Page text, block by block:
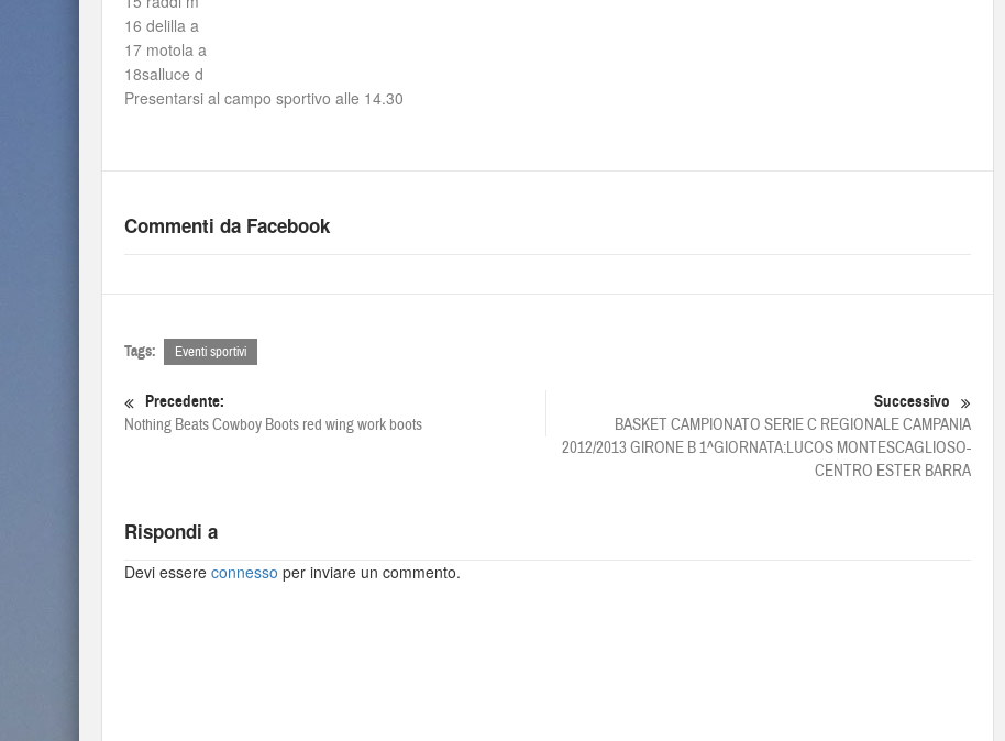
16 delilla a
17 motola a
18salluce d
Presentarsi al campo sportivo alle 14.30
Commenti da Facebook
Tags: Eventi sportivi
Precedente:
Nothing Beats Cowboy Boots red wing work boots
Successivo
BASKET CAMPIONATO SERIE C REGIONALE CAMPANIA
2012/2013 GIRONE B 1^GIORNATA:LUCOS MONTESCAGLIOSO-
CENTRO ESTER BARRA
Rispondi a
Devi essere connesso per inviare un commento.